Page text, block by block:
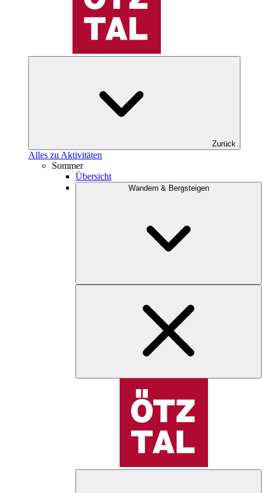
Zurück
Alles zu Aktivitäten
Sommer
Übersicht
Wandern & Bergsteigen